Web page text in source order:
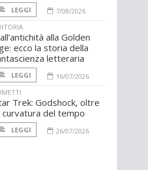
LEGGI
7/08/2026
alla Golden
ecco la storia della
letteraria
LEGGI
16/07/2026
Trek: Godshock, oltre
curvatura del tempo
LEGGI 26/07/2026